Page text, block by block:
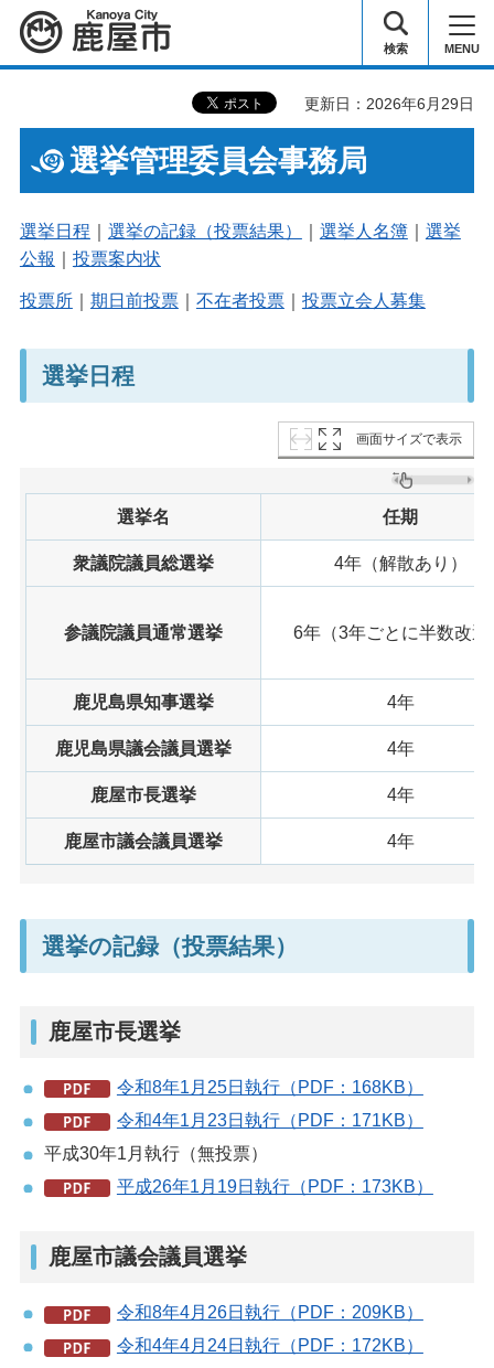
鹿屋市 検索 MENU
更新日：2026年6月29日
選挙管理委員会事務局
選挙日程 選挙の記録（投票結果） 選挙人名簿｜ 選挙
公報
投票案内状
投票所｜ 期日前投票｜ 不在者投票｜ 投票立会人募集
選挙日程
画面サイズで表示
選挙名 任期
衆議院議員総選挙 4年（解散あり）
参議院議員通常選挙 6年（3年ごとに半数改選
鹿児島県知事選挙 4年
鹿児島県議会議員選挙 4年
鹿屋市長選挙 4年
鹿屋市議会議員選挙 4年
選挙の記録（投票結果）
鹿屋市長選挙
令和8年1月25日執行（PDF：168KB）
令和4年1月23日執行（PDF：171KB）
平成30年1月執行（無投票）
平成26年1月19日執行（PDF：173KB）
鹿屋市議会議員選挙
令和8年4月26日執行（PDF：209KB）
令和4年4月24日執行（PDF：172KB）